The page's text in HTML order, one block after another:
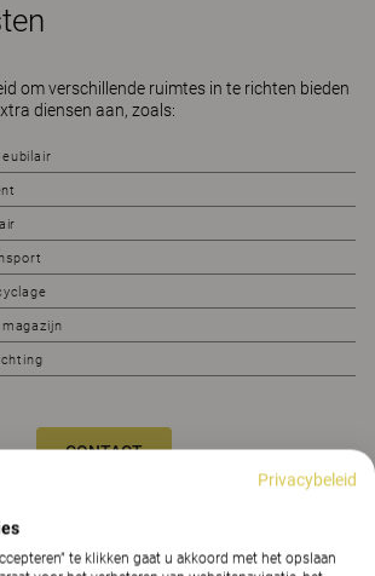
om verschillende ruimtes in te richten bieden
diensen aan, zoals:
CONTACT
Privacybeleid
te klikken gaat u akkoord met het opslaan